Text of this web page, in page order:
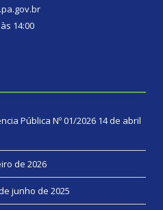
14:00
Pública Nº 01/2026 14 de abril
de 2026
junho de 2025